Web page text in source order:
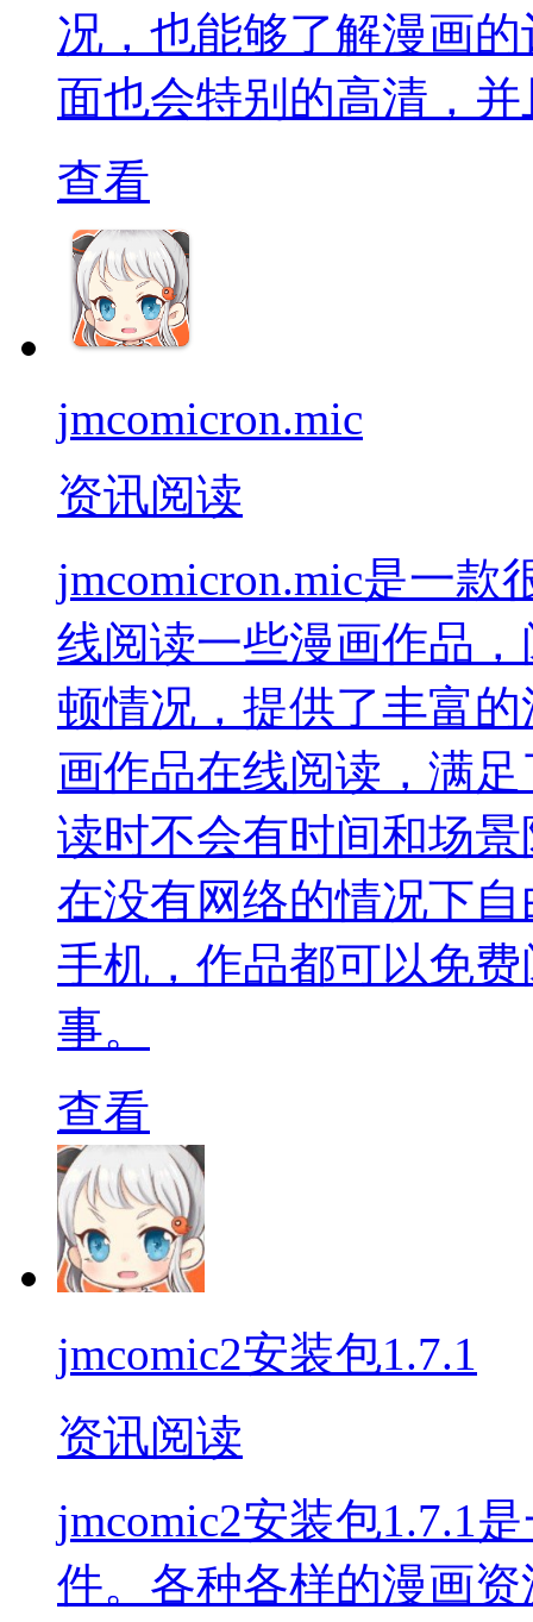
况，也能够了解漫画
面也会特别的高清，
查看
jmcomicron.mic
资讯阅读
jmcomicron.mic是一款
线阅读一些漫画作品
顿情况，提供了丰富
画作品在线阅读，满
读时不会有时间和场
在没有网络的情况下
手机，作品都可以免
事。
查看
jmcomic2安装包1.7.1
资讯阅读
jmcomic2安装包1.7.1
件。各种各样的漫画